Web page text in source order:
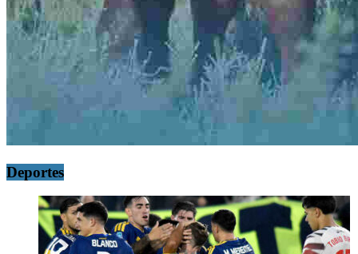
Deportes